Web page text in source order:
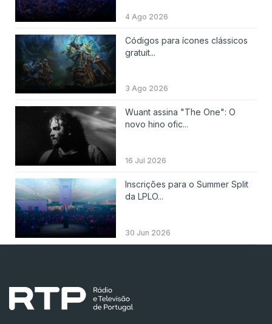
4 Ago 2026
Códigos para ícones clássicos
gratuit...
3 Ago 2026
Wuant assina "The One": O
novo hino ofic...
16 Jul 2026
Inscrições para o Summer Split
da LPLO...
30 Jun 2026